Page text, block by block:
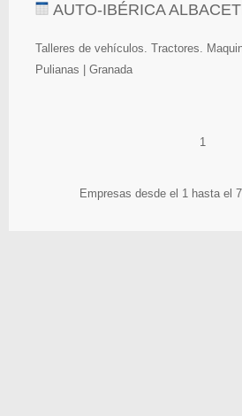
AUTO-IBÉRICA
Talleres de vehículos. Tractores.
Pulianas | Granada
1
Empresas desde el 1 hasta el